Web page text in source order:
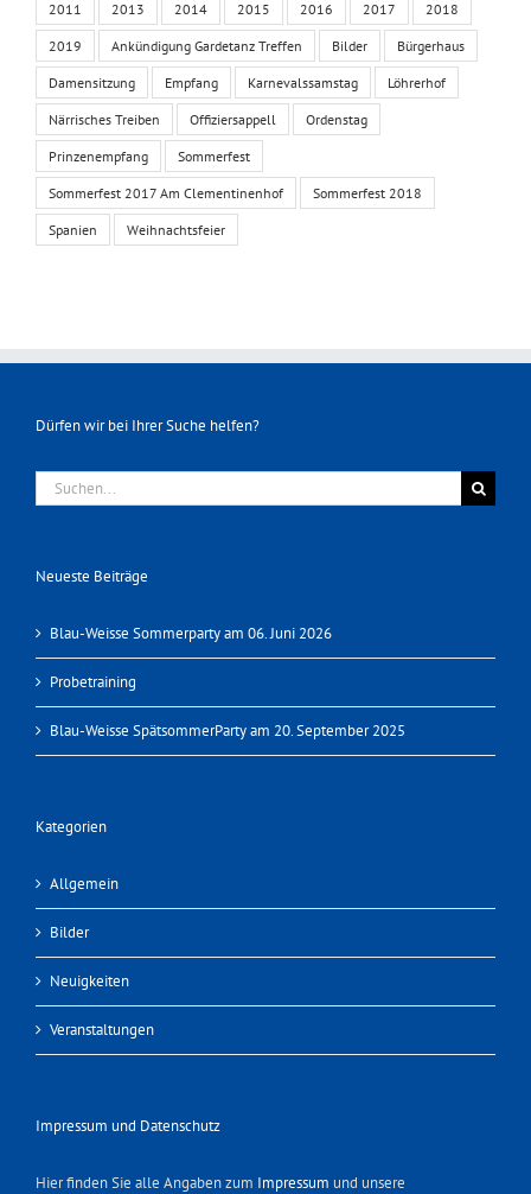
2011 2013 2014 2015 2016 2017 2018
2019 Ankündigung Gardetanz Treffen Bilder Bürgerhaus
Damensitzung Empfang Karnevalssamstag Löhrerhof
Närrisches Treiben Offiziersappell Ordenstag
Prinzenempfang Sommerfest
Sommerfest 2017 Am Clementinenhof Sommerfest 2018
Spanien Weihnachtsfeier
Dürfen wir bei Ihrer Suche helfen?
Suche
nach:
Neueste Beiträge
Blau-Weisse Sommerparty am 06. Juni 2026
Probetraining
Blau-Weisse SpätsommerParty am 20. September 2025
Kategorien
Allgemein
Bilder
Neuigkeiten
Veranstaltungen
Impressum und Datenschutz
Hier finden Sie alle Angaben zum Impressum und unsere